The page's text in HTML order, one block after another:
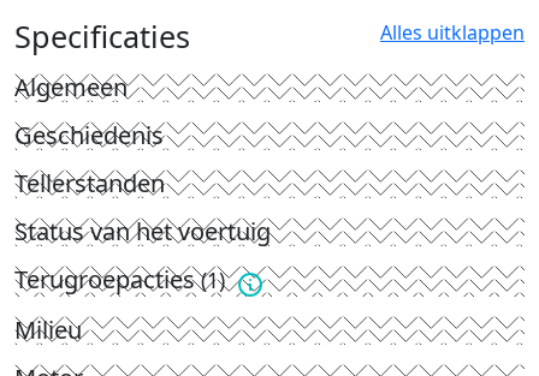
Specificaties Alles uitklappen
Algemeen
Geschiedenis
Tellerstanden
Status van het voertuig
Terugroepacties(1)
Milieu